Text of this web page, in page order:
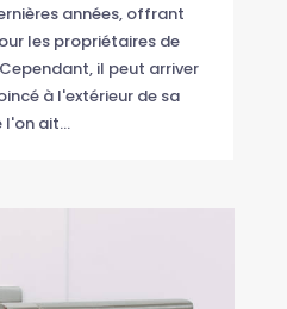
années, offrant
les propriétaires de
il peut arriver
à l'extérieur de sa
l'on ait...